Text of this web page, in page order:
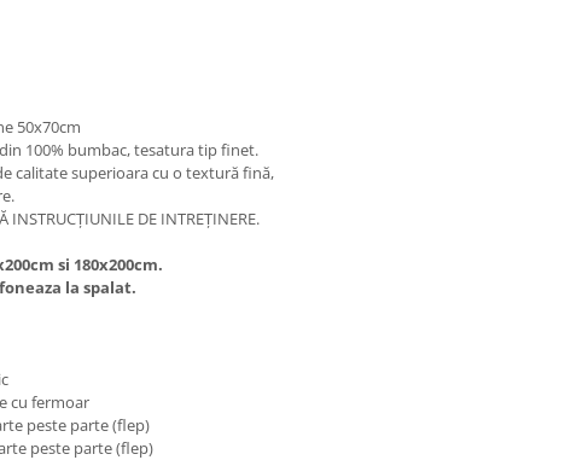
50x70cm
100% bumbac, tesatura tip finet.
calitate superioara cu o textură fină,
INSTRUCȚIUNILE DE INTREȚINERE.
si 180x200cm.
la spalat.
cu fermoar
peste parte (flep)
peste parte (flep)